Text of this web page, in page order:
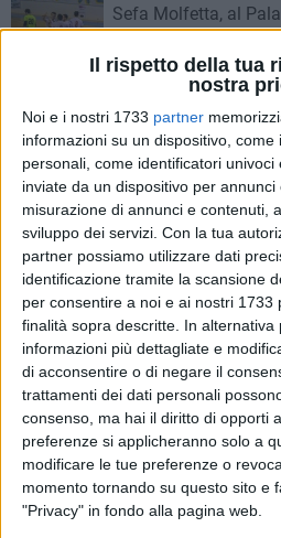
Il rispetto della tua
nostra
Noi e i nostri 1733 partner
informazioni su un dispositivo,
personali, come identificatori
inviate da un dispositivo per annunci
misurazione di annunci e contenuti,
sviluppo dei servizi. Con la tua
partner possiamo utilizzare dati
identificazione tramite la scansione
per consentire a noi e ai nostri
finalità sopra descritte. In alternativa
informazioni più dettagliate e
di acconsentire o di negare il
trattamenti dei dati personali
consenso, ma hai il diritto di opporti
preferenze si applicheranno solo a
modificare le tue preferenze o
momento tornando su questo sito e
"Privacy" in fondo alla pagina web.
Sefa Molfetta, al
nell'ultima gara di
MOLFETTA - 19 MARZO 2018
Molfetta Calcio,
salvezza quasi
MOLFETTA - 18 MARZO 2018
Makula, c'è il Trani:
MOLFETTA - 18 MARZO 2018
Molfetta Calcio,
ritornare a far punti!»
MOLFETTA - 18 MARZO 2018
Futsal Molfetta, al
coda Atletic San
MOLFETTA - 17 MARZO 2018
Sefa Molfetta: oggi